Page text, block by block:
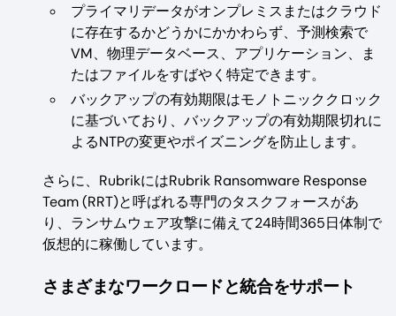
プライマリデータがオンプレミスまたはクラウド
に存在するかどうかにかかわらず、予測検索で
VM、物理データベース、アプリケーション、ま
たはファイルをすばやく特定できます。
バックアップの有効期限はモノトニッククロック
に基づいており、バックアップの有効期限切れに
よるNTPの変更やポイズニングを防止します。
さらに、RubrikにはRubrik Ransomware Response
Team (RRT)と呼ばれる専門のタスクフォースがあ
り、ランサムウェア攻撃に備えて24時間365日体制で
仮想的に稼働しています。
さまざまなワークロードと統合をサポート